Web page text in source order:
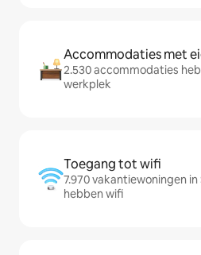
Accommodaties met
2.530 accommodaties
werkplek
Toegang tot wifi
7.970 vakantiewoningen
hebben wifi